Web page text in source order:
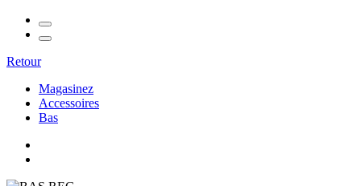
Retour
Magasinez
Accessoires
Bas